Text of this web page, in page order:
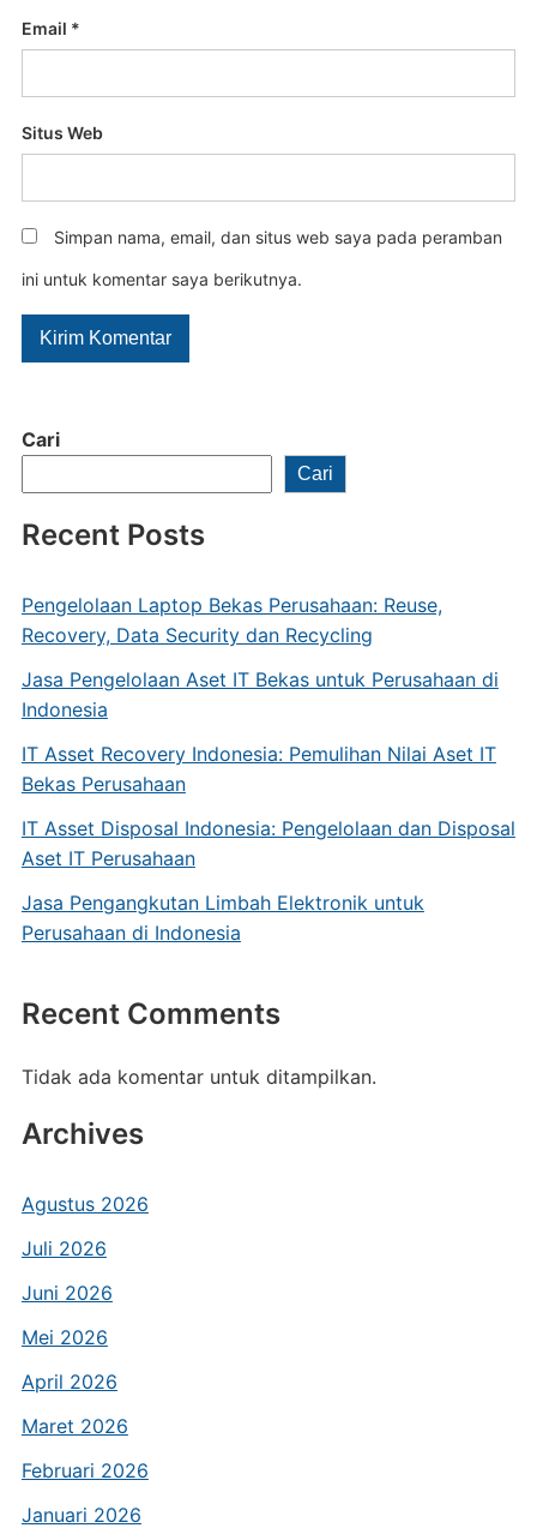
Cari
Cari
Recent Posts
Pengelolaan Laptop Bekas Perusahaan: Reuse,
Recovery, Data Security dan Recycling
Jasa Pengelolaan Aset IT Bekas untuk Perusahaan di
Indonesia
IT Asset Recovery Indonesia: Pemulihan Nilai Aset IT
Bekas Perusahaan
IT Asset Disposal Indonesia: Pengelolaan dan Disposal
Aset IT Perusahaan
Jasa Pengangkutan Limbah Elektronik untuk
Perusahaan di Indonesia
Recent Comments
Tidak ada komentar untuk ditampilkan.
Archives
Agustus 2026
Juli 2026
Juni 2026
Mei 2026
April 2026
Maret 2026
Februari 2026
Januari 2026
Email *
Situs Web
Simpan nama, email, dan situs web saya pada peramban
ini untuk komentar saya berikutnya.